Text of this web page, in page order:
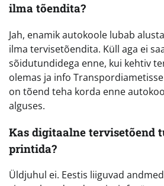
ilma tõendita?
Jah, enamik autokoole lubab
ilma tervisetõendita. Küll aga ei
sõidutundidega enne, kui kehtiv
olemas ja info
on tõend teha korda enne
alguses.
Kas digitaalne tervisetõend
printida?
Üldjuhul ei. Eestis liiguvad